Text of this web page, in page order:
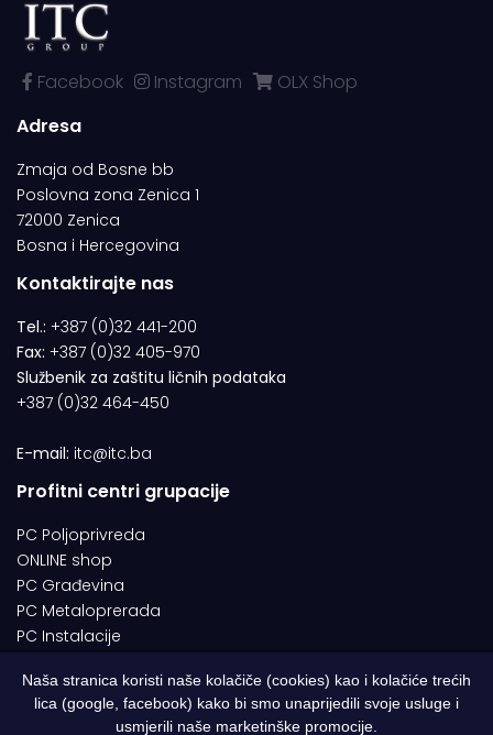
Facebook Instagram
OLX Shop
Adresa
Zmaja od Bosne bb
Poslovna zona Zenica 1
72000 Zenica
Bosna i Hercegovina
Kontaktirajte nas
Tel.: +387 (0)32 441-200
Fax: +387 (0)32 405-970
Službenik za zaštitu ličnih podataka
+387 (0)32 464-450
E-mail: itc@itc.ba
Profitni centri grupacije
PC Poljoprivreda
ONLINE shop
PC Građevina
PC Metaloprerada
PC Instalacije
© 1994-2026 | ITC d.o.o. Zenica. Sva prava pridržana | Designed by
Naša stranica koristi naše kolačiče (cookies) kao i kolačiće trećih
lica (google, facebook) kako bi smo unaprijedili svoje usluge i
usmjerili naše marketinške promocije.